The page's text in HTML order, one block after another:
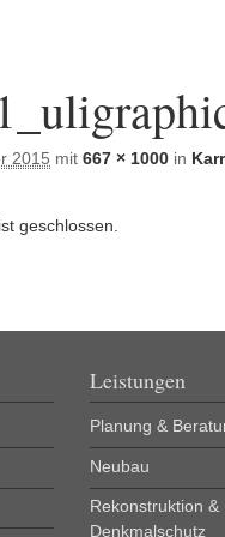
2015 mit 667 × 1000 in
geschlossen.
Leistungen
Planung &
Neubau
Rekonstruktion &
Denkmalschutz